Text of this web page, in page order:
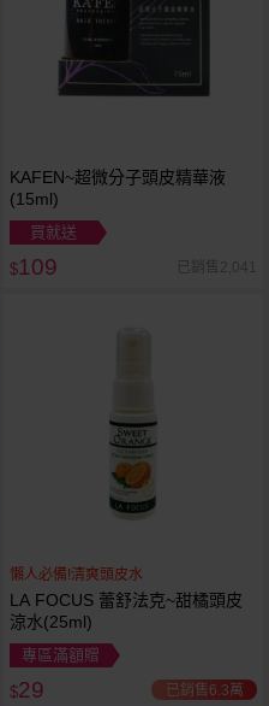
KAFEN~超微分子頭皮精華液
(15ml)
買就送
$109 已銷售2,041
懶人必備!清爽頭皮水
LA FOCUS 蕾舒法克~甜橘頭皮
涼水(25ml)
專區滿額贈
$29 已銷售6.3萬